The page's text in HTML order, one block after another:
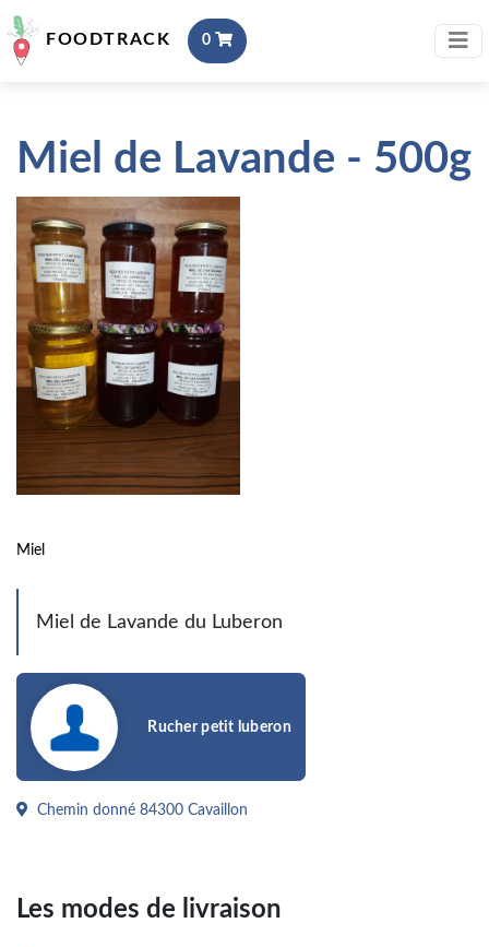
FOODTRACK 0
Miel de Lavande - 500g
Miel
Miel de Lavande du Luberon
Rucher petit luberon
Chemin donné 84300 Cavaillon
Les modes de livraison